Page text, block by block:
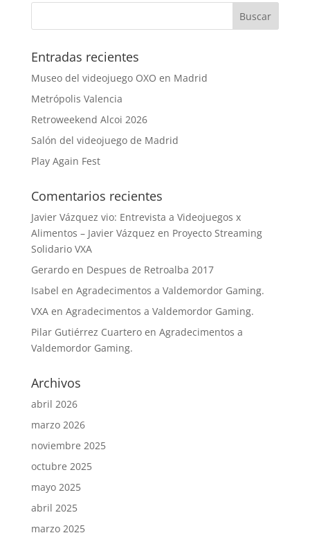
Entradas recientes
Museo del videojuego OXO en Madrid
Metrópolis Valencia
Retroweekend Alcoi 2026
Salón del videojuego de Madrid
Play Again Fest
Comentarios recientes
Javier Vázquez vio: Entrevista a Videojuegos x
Alimentos – Javier Vázquez en Proyecto Streaming
Solidario VXA
Gerardoen Despues de Retroalba 2017
Isabel en Agradecimentos a Valdemordor Gaming.
VXAen Agradecimentos a Valdemordor Gaming.
Pilar Gutiérrez Cuarteroen Agradecimentos a
Valdemordor Gaming.
Archivos
abril 2026
marzo 2026
noviembre 2025
octubre 2025
mayo 2025
abril 2025
marzo 2025